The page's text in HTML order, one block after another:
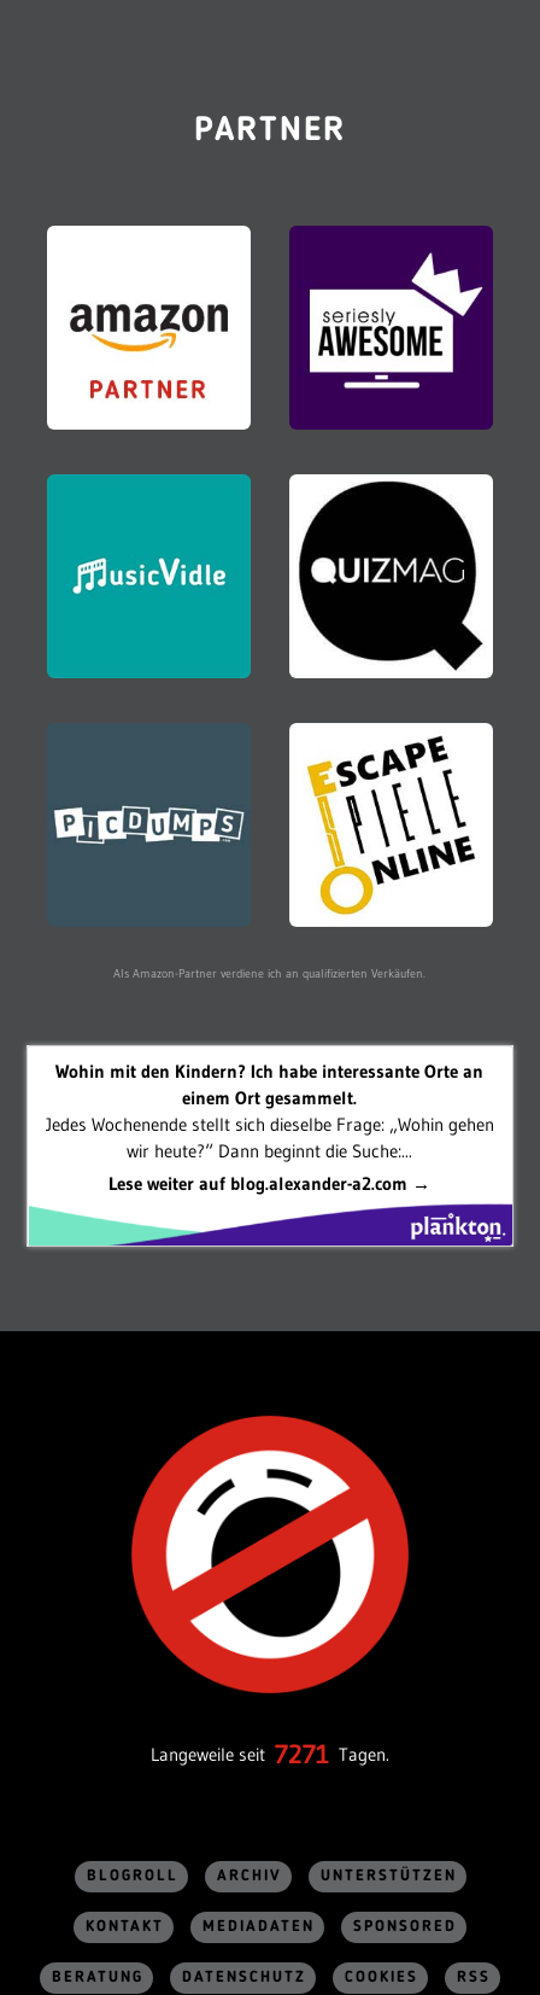
PARTNER
Als Amazon-Partner verdiene ich an qualifizierten Verkäufen.
Wohin mit den Kindern? Ich habe interessante Orte an
einem Ort gesammelt.
Jedes Wochenende stellt sich dieselbe Frage: „Wohin gehen
wir heute?“ Dann beginnt die Suche:...
Lese weiter auf blog.alexander-a2.com →
Langeweile seit 7271 Tagen.
BLOGROLL ARCHIV UNTERSTÜTZEN
KONTAKT MEDIADATEN SPONSORED
BERATUNG DATENSCHUTZ COOKIES RSS